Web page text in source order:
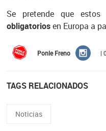
Se pretende que estos
obligatoriosen Europa a
Ponle Freno |
TAGS RELACIONADOS
Noticias